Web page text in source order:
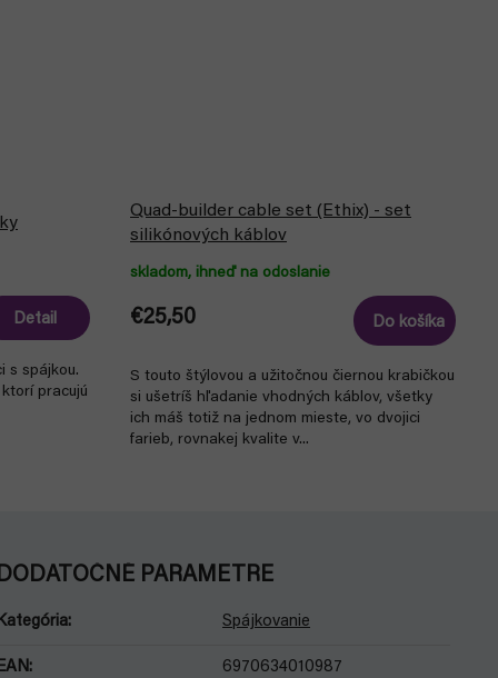
Detail
s spájkou.
pracujú
Quad-builder cable set (Ethix) - set
silikónových káblov
skladom, ihneď na odoslanie
€25,50 Do košíka
S touto štýlovou a užitočnou čiernou krabičkou
si ušetríš hľadanie vhodných káblov, všetky
ich máš totiž na jednom mieste, vo dvojici
farieb, rovnakej kvalite v...
PARAMETRE
: Spájkovanie
: 6970634010987